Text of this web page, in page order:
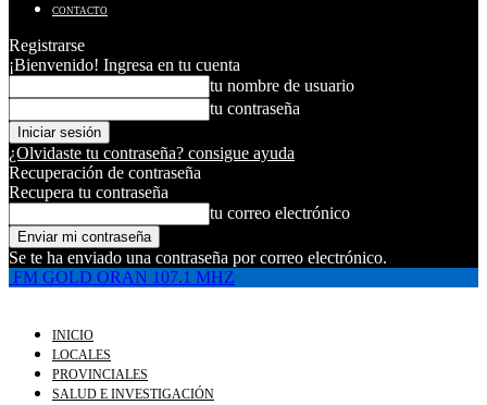
CONTACTO
Registrarse
¡Bienvenido! Ingresa en tu cuenta
tu nombre de usuario
tu contraseña
¿Olvidaste tu contraseña? consigue ayuda
Recuperación de contraseña
Recupera tu contraseña
tu correo electrónico
Se te ha enviado una contraseña por correo electrónico.
FM GOLD ORAN 107.1 MHZ
INICIO
LOCALES
PROVINCIALES
SALUD E INVESTIGACIÓN